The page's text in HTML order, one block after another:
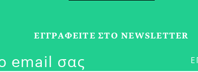
Μουσική
ΕΓΓPΑΦΕΙΤΕ ΣΤΟ NEWSLETTER